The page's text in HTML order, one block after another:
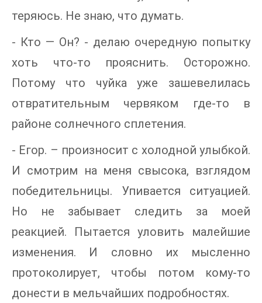
теряюсь. Не знаю, что думать.
- Кто — Он? - делаю очередную попытку
хоть что-то прояснить. Осторожно.
Потому что чуйка уже зашевелилась
отвратительным червяком где-то в
районе солнечного сплетения.
- Егор. – произносит с холодной улыбкой.
И смотрим на меня свысока, взглядом
победительницы. Упивается ситуацией.
Но не забывает следить за моей
реакцией. Пытается уловить малейшие
изменения. И словно их мысленно
протоколирует, чтобы потом кому-то
донести в мельчайших подробностях.